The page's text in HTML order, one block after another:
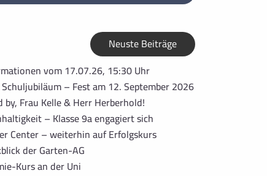
Neuste Beiträge
vom 17.07.26, 15:30 Uhr
– Fest am 12. September 2026
by, Frau Kelle & Herr Herberhold!
– Klasse 9a engagiert sich
Center – weiterhin auf Erfolgskurs
der Garten-AG
Kurs an der Uni